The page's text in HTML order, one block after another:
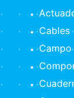
Cables